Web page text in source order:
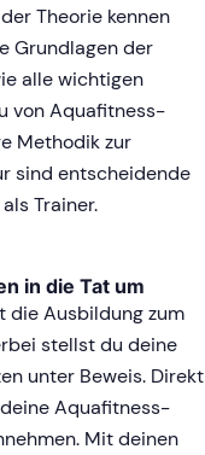
Theorie kennen
Grundlagen der
alle wichtigen
von Aquafitness-
Methodik zur
sind entscheidende
Trainer.
in die Tat um
die Ausbildung zum
stellst du deine
unter Beweis. Direkt
Aquafitness-
Mit deinen